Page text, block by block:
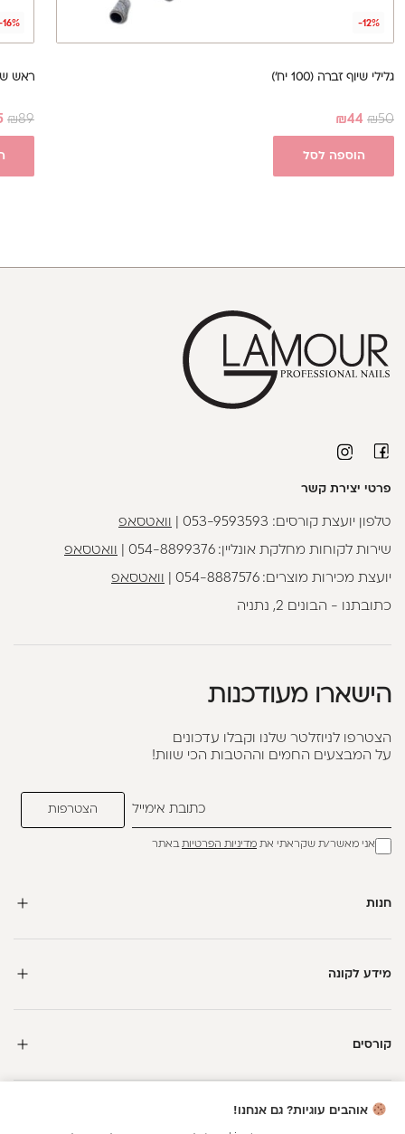
-12%
גלילי שיוף זברה (100 יח')
₪50
₪44
הוספה לסל
ראש
₪89
פרטי יצירת קשר
טלפון יועצת קורסים: 053-9593593 וואטסאפ
שירות לקוחות מחלקת אונליין:054-8899376 וואטסאפ
יועצת מכירות מוצרים:054-8887576 וואטסאפ
כתובתנו - הבונים 2, נתניה
הישארו מעודכנות
הצטרפו לניוזלטר שלנו וקבלו עדכונים
על המבצעים החמים וההטבות הכי שוות!
אני מאשר/ת שקראתי את מדיניות הפרטיותבאתר
חנות
מידע לקונה
קורסים
אוהבים עוגיות? גם אנחנו!